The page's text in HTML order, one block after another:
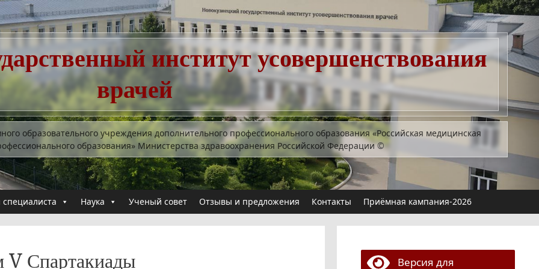
институт усовершенствования
врачей
образовательного учреждения дополнительного профессионального образования «Российская медицинская
образования» Министерства здравоохранения Российской Федерации©
Наука Ученый совет Отзывы и предложения Контакты Приёмная кампания-2026
V Спартакиады
Версия для